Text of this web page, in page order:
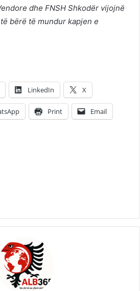
dhe FNSH Shkodër vijojnë
bërë të mundur kapjen e
LinkedIn X
Print Email